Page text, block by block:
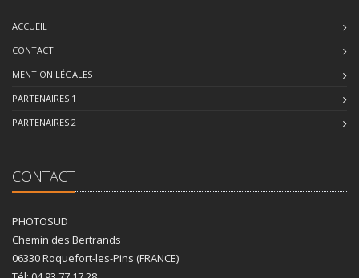
ACCUEIL
CONTACT
MENTION LÉGALES
PARTENAIRES 1
PARTENAIRES 2
CONTACT
PHOTOSUD
Chemin des Bertrands
06330 Roquefort-les-Pins (FRANCE)